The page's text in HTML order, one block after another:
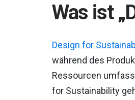
Was ist
Design for
während des
Ressourcen
for Sustainability